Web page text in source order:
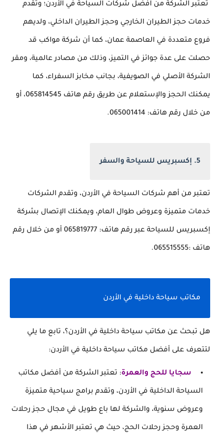
تعتبر الشركة من افضل شركات السياحة في الأردن؛ وتقدم
خدمات حجز الطيران الخارجي وحجز الطيران الداخلي، ولديهم
فروع متعددة في العاصمة عمان، كما أن شركة مواكب قد
حصلت على عدة جوائز في التميز، وذلك من مصادر عالمية، ومقر
الشركة الأصلي في الصويفية، بجانب مخابز السفراء، كما
يمكنك الحجز والإستعلام عن طريق رقم هاتف 065814545، أو
من خلال رقم هاتف: 065001414.
5. إكسبريس للسياحة والسفر
تعتبر من أهم شركات السياحة في الأردن، وتقدم الشركات
خدمات متميزة وعروض طوال العام، ويمكنك الإتصال بشركة
إكسبريس للسياحة عبر رقم هاتف: 065819777 أو من خلال رقم
هاتف :065515555.
مكاتب سياحة داخلية في الأردن
هل تبحث عن مكاتب سياحة داخلية في الأردن؟، تابع ما يلي
لتتعرف على أفضل مكاتب سياحة داخلية في الأردن:
سجايا للحج والعمرة: تعتبر الشركة من أفضل مكاتب
السياحة الداخلية في الأردن، وتقدم برامج سياحية متميزة
وعروض سنوية، والشركة لها باع طويل في مجال حجز رحلات
العمرة وحجز رحلات الحج، حيث هي تعتبر الأشهر في هذا